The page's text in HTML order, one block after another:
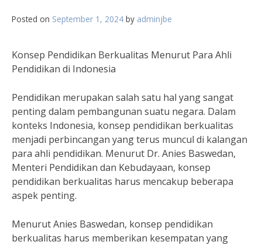
Posted on September 1, 2024 by adminjbe
Konsep Pendidikan Berkualitas Menurut Para Ahli
Pendidikan di Indonesia
Pendidikan merupakan salah satu hal yang sangat
penting dalam pembangunan suatu negara. Dalam
konteks Indonesia, konsep pendidikan berkualitas
menjadi perbincangan yang terus muncul di kalangan
para ahli pendidikan. Menurut Dr. Anies Baswedan,
Menteri Pendidikan dan Kebudayaan, konsep
pendidikan berkualitas harus mencakup beberapa
aspek penting.
Menurut Anies Baswedan, konsep pendidikan
berkualitas harus memberikan kesempatan yang